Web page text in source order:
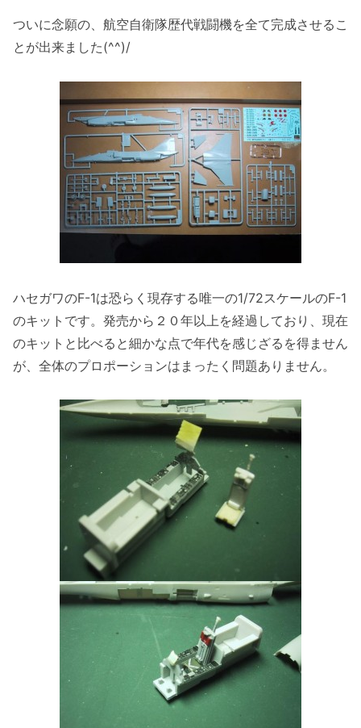
ついに念願の、航空自衛隊歴代戦闘機を全て完成させるこ
とが出来ました(^^)/
ハセガワのF-1は恐らく現存する唯一の1/72スケールのF-1
のキットです。発売から２０年以上を経過しており、現在
のキットと比べると細かな点で年代を感じざるを得ません
が、全体のプロポーションはまったく問題ありません。